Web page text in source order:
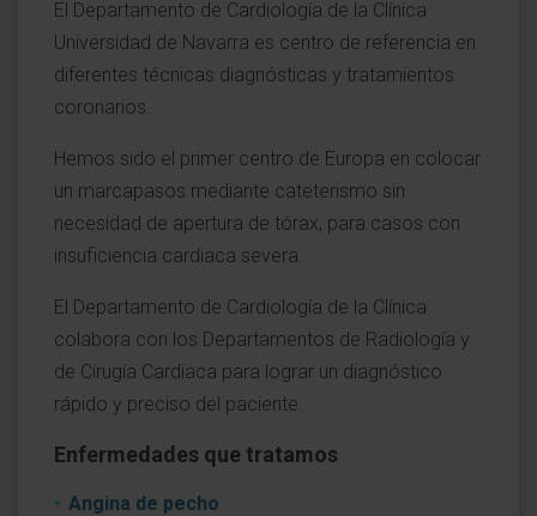
El Departamento de Cardiología de la Clínica
Universidad de Navarra es centro de referencia en
diferentes técnicas diagnósticas y tratamientos
coronarios.
Hemos sido el primer centro de Europa en colocar
un marcapasos mediante cateterismo sin
necesidad de apertura de tórax, para casos con
insuficiencia cardiaca severa.
El Departamento de Cardiología de la Clínica
colabora con los Departamentos de Radiología y
de Cirugía Cardiaca para lograr un diagnóstico
rápido y preciso del paciente.
Enfermedades que tratamos
Angina de pecho